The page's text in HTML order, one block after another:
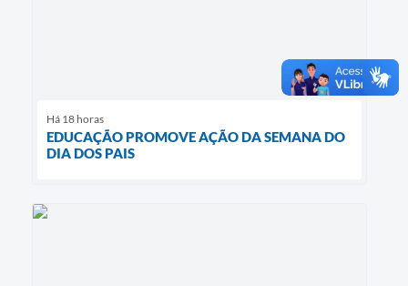
Há 18 horas
EDUCAÇÃO PROMOVE AÇÃO DA SEMANA DO
DIA DOS PAIS